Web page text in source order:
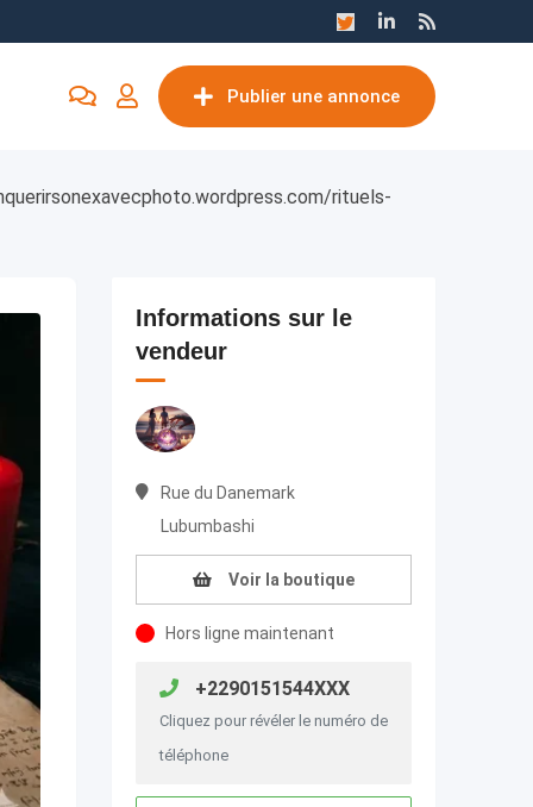
Publier une annonce
rituels-
Informations sur le
vendeur
Rue du Danemark
Lubumbashi
Voir la boutique
Hors ligne maintenant
+2290151544XXX
Cliquez pour révéler le numéro de
téléphone